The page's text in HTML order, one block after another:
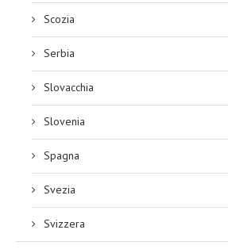
Scozia
Serbia
Slovacchia
Slovenia
Spagna
Svezia
Svizzera